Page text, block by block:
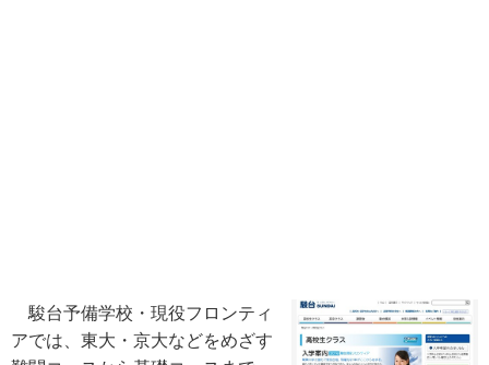
駿台予備学校・現役フロンティ
アでは、東大・京大などをめざす